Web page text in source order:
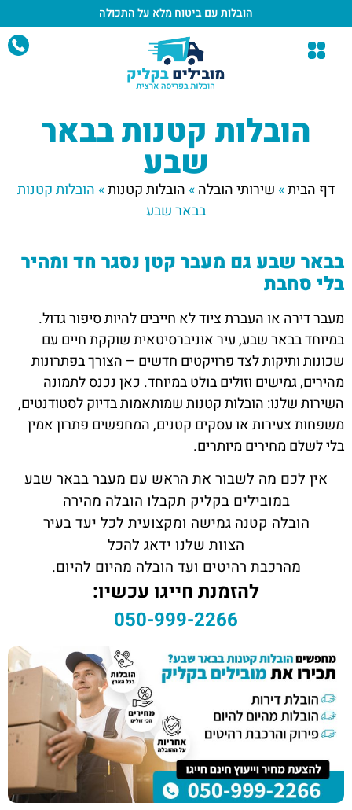
הובלות עם ביטוח מלא על התכולה
הובלות קטנות בבאר
שבע
דף הבית» שירותי הובלה» הובלות קטנות» הובלות קטנות
בבאר שבע
בבאר שבע גם מעבר קטן נסגר חד ומהיר
בלי סחבת
מעבר דירה או העברת ציוד לא חייבים להיות סיפור גדול.
במיוחד בבאר שבע, עיר אוניברסיטאית שוקקת חיים עם
שכונות ותיקות לצד פרויקטים חדשים – הצורך בפתרונות
מהירים, גמישים וזולים בולט במיוחד. כאן נכנס לתמונה
השירות שלנו: הובלות קטנות שמותאמות בדיוק לסטודנטים,
משפחות צעירות או עסקים קטנים, המחפשים פתרון אמין
בלי לשלם מחירים מיותרים.
אין לכם מה לשבור את הראש עם מעבר בבאר שבע
במובילים בקליק תקבלו הובלה מהירה
הובלה קטנה גמישה ומקצועית לכל יעד בעיר
הצוות שלנו ידאג להכל
מהרכבת רהיטים ועד הובלה מהיום להיום.
להזמנת חייגו עכשיו:
050-999-2266